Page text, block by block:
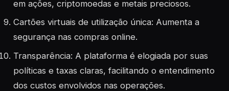
em ações, criptomoedas e metais preciosos.
Cartões virtuais de utilização única: Aumenta a
segurança nas compras online.
Transparência: A plataforma é elogiada por suas
políticas e taxas claras, facilitando o entendimento
dos custos envolvidos nas operações.